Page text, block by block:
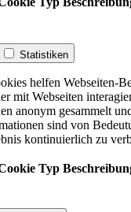
Statistiken
helfen Webseiten-
mit Webseiten
anonym gesammelt
sind von
kontinuierlich zu
Typ